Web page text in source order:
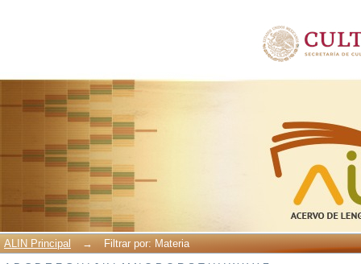
ALIN Principal →
Filtrar por: Materia